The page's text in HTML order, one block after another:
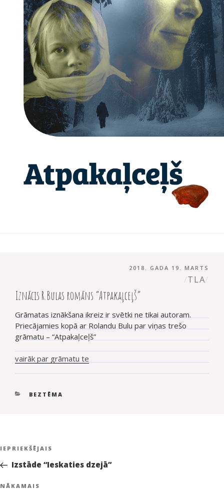
PUBLICĒTS
2018. GADA 19. MARTS
TLA
Iznācis R.Bulas romāns “Atpakaļceļš”
Grāmatas iznākšana ikreiz ir svētki ne tikai autoram.
Priecājamies kopā ar Rolandu Bulu par viņas trešo
grāmatu – “Atpakaļceļš”
vairāk par grāmatu te
KATEGORIJAS
BEZTĒMA
Ziņu
izvēlne
Iepriekšējā
ziņa:
IEPRIEKŠĒJAIS
Izstāde “Ieskaties dzejā”
NĀKAMAIS